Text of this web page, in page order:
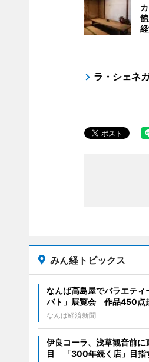
ラ・シェネ
みん経トピックス
なんば高島屋でバラエティ
バト」展覧会 作品450点
なんば経済新聞
伊良コーラ、浅草観音前に
目 「300年続く店」目指